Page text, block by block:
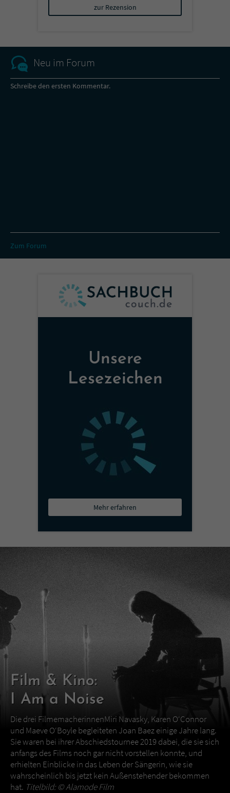
zur Rezension
Neu im Forum
Schreibe den ersten Kommentar.
Zum Forum
Unsere
Lesezeichen
Mehr erfahren
Film & Kino:
I Am a Noise
Die drei FilmemacherinnenMiri Navasky, Karen O‘Connor
und Maeve O‘Boyle begleiteten Joan Baez einige Jahre lang.
Sie waren bei ihrer Abschiedstournee 2019 dabei, die sie sich
anfangs des Films noch gar nicht vorstellen konnte, und
erhielten Einblicke in das Leben der Sängerin, wie sie
wahrscheinlich bis jetzt kein Außenstehender bekommen
hat. Titelbild: ©Alamode Film